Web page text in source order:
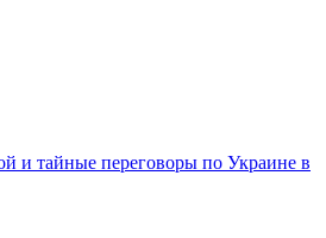
и тайные переговоры по Украине в